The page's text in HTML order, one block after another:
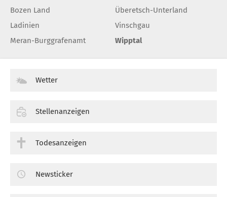
Bozen Land
Ladinien
Meran-Burggrafenamt
Überetsch-Unterland
Vinschgau
Wipptal
Wetter
Stellenanzeigen
Todesanzeigen
Newsticker